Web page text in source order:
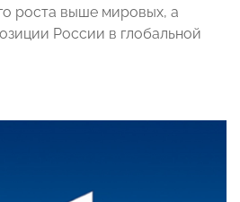
роста выше мировых, а
России в глобальной